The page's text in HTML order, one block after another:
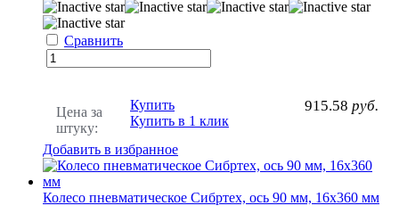
Сравнить
Цена за
штуку:
915.58 руб.
Купить
Купить в 1 клик
Добавить в избранное
Колесо пневматическое Сибртех, ось 90 мм, 16х360 мм